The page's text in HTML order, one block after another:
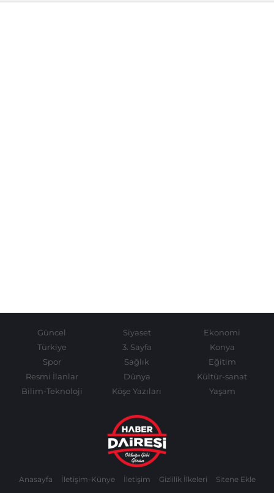
Güncel Siyaset
Ekonomi
Türkiye
3. Sayfa
Konya
Spor
Sağlık
Eğitim
Resmi İlanlar
Dünya
Kültür-sanat
Bilim-Teknoloji
Köşe Yazıları Yaşam
Anasayfa İletişim-Künye İletişim Gizlilik İlkeleri Sitene Ekle